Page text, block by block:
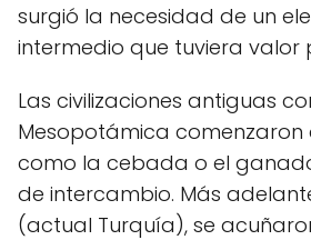
surgió la necesidad de un
intermedio que tuviera valor
Las civilizaciones antiguas
Mesopotámica comenzaron
como la cebada o el
de intercambio. Más
(actual Turquía), se